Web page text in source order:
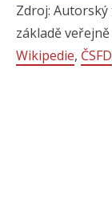
Zdroj: Autorský
základě
Wikipedie, ČSFD